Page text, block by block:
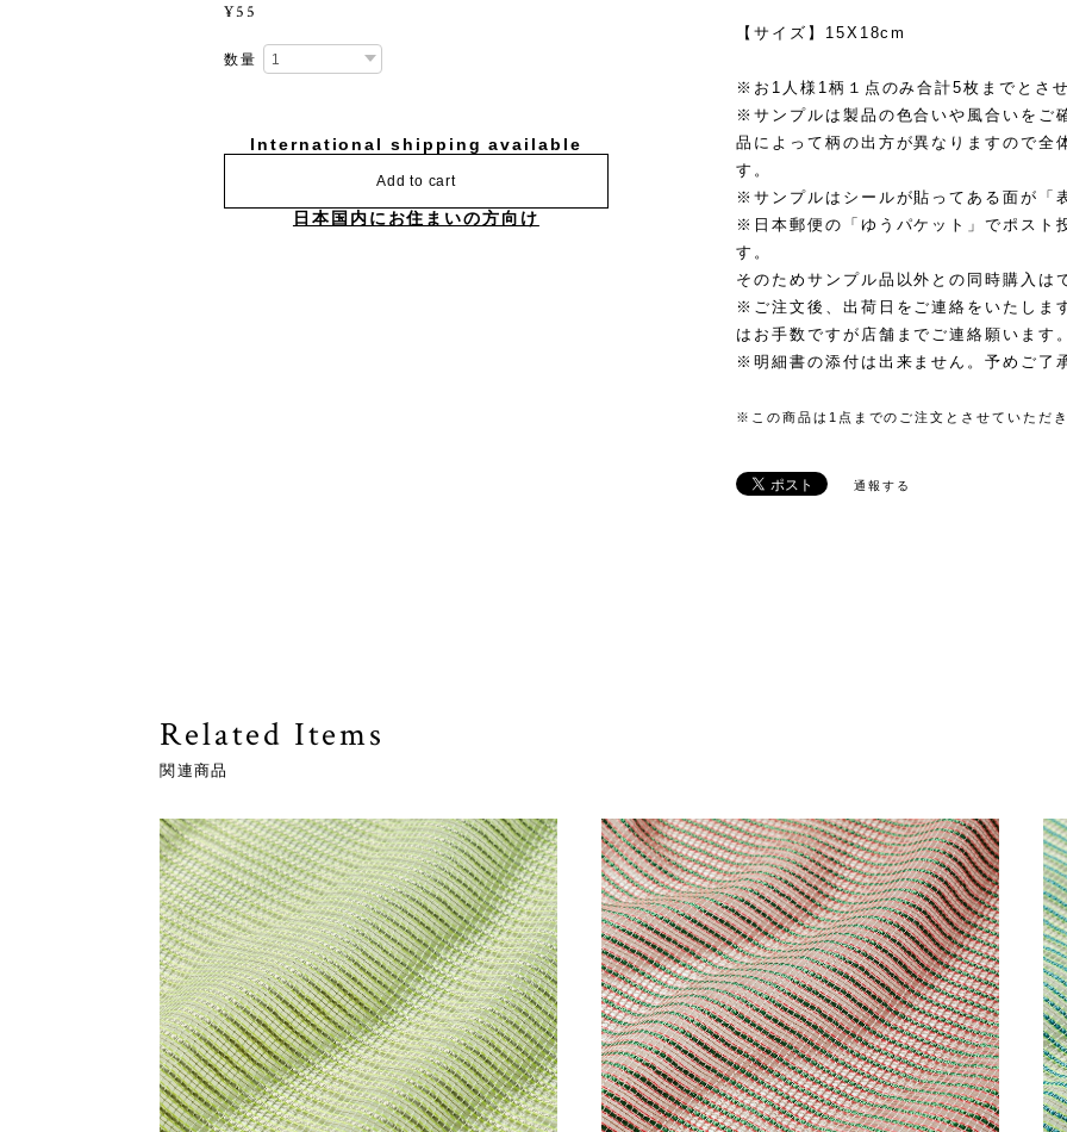
¥55
数量
International shipping available
Add to cart
日本国内にお住まいの方向け
【サイズ】15X18cm
※お1人様1柄１点のみ合計5枚までとさ
※サンプルは製品の色合いや風合いをご
品によって柄の出方が異なりますので全
す。
※サンプルはシールが貼ってある面が「
※日本郵便の「ゆうパケット」でポスト
す。
そのためサンプル品以外との同時購入は
※ご注文後、出荷日をご連絡をいたしま
はお手数ですが店舗までご連絡願います
※明細書の添付は出来ません。予めご了
※この商品は1点までのご注文とさせていただ
通報する
Related Items
関連商品